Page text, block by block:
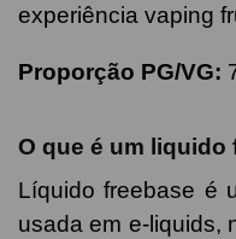
experiência vaping
Proporção PG/VG:
O que é um liquido
Líquido freebase é
usada em e-liquids,